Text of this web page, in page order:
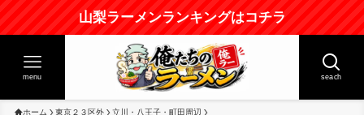
山梨ラーメンランキングはコチラ
seach
menu
ホーム 東京２３区外 立川・八王子・町田周辺